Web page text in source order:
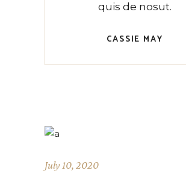
quis de nosut.
CASSIE MAY
July 10, 2020